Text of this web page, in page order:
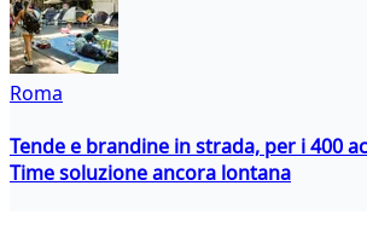
Roma
Tende e brandine in strada, per i 400
Time soluzione ancora lontana